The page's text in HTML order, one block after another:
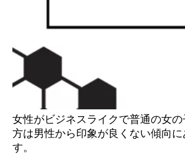
女性がビジネスライクで普通の女
方は男性から印象が良くない傾向
す。